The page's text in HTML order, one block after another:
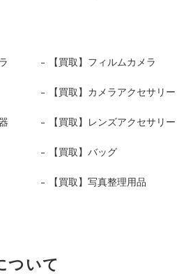
【買取】フィルムカメラ
【買取】カメラアクセサリー
【買取】レンズアクセサリー
【買取】バッグ
【買取】写真整理用品
ついて